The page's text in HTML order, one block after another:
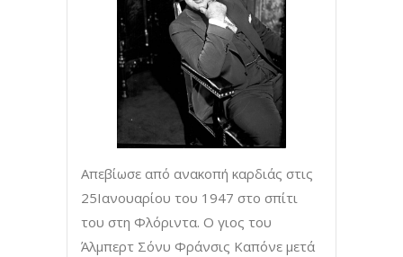
Απεβίωσε από ανακοπή καρδιάς στις
25Ιανουαρίου του 1947 στο σπίτι
του στη Φλόριντα. Ο γιος του
Άλμπερτ Σόνυ Φράνσις Καπόνε μετά